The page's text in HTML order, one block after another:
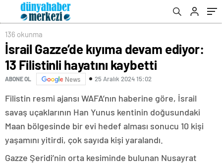
136 okunma
İsrail Gazze’de kıyıma devam ediyor:
13 Filistinli hayatını kaybetti
ABONE OL News 25 Aralık 2024 15:02
Filistin resmi ajansı WAFA’nın haberine göre, İsrail
savaş uçaklarının Han Yunus kentinin doğusundaki
Maan bölgesinde bir evi hedef alması sonucu 10 kişi
yaşamını yitirdi, çok sayıda kişi yaralandı.
Gazze Şeridi’nin orta kesiminde bulunan Nusayrat